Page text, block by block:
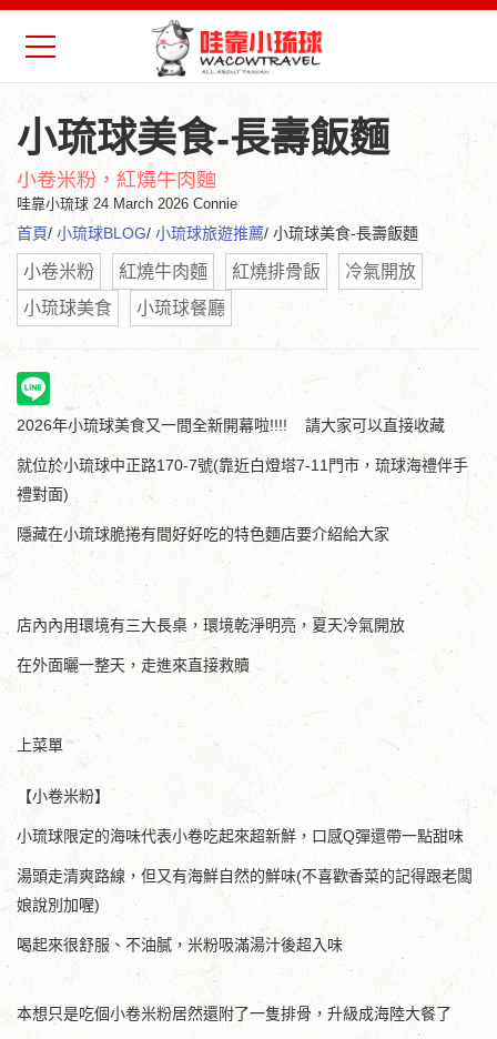
小琉球美食-長壽飯麵
小卷米粉，紅燒牛肉麵
哇靠小琉球 24 March 2026 Connie
首頁/ 小琉球BLOG/ 小琉球旅遊推薦/ 小琉球美食-長壽飯麵
小卷米粉 紅燒牛肉麵 紅燒排骨飯
冷氣開放
小琉球美食
小琉球餐廳
2026年小琉球美食又一間全新開幕啦!!!! 請大家可以直接收藏
就位於小琉球中正路170-7號(靠近白燈塔7-11門市，琉球海禮伴手
禮對面)
隱藏在小琉球脆捲有間好好吃的特色麵店要介紹給大家
店內內用環境有三大長桌，環境乾淨明亮，夏天冷氣開放
在外面曬一整天，走進來直接救贖
上菜單
【小卷米粉】
小琉球限定的海味代表小卷吃起來超新鮮，口感Q彈還帶一點甜味
湯頭走清爽路線，但又有海鮮自然的鮮味(不喜歡香菜的記得跟老闆
娘說別加喔)
喝起來很舒服、不油膩，米粉吸滿湯汁後超入味
本想只是吃個小卷米粉居然還附了一隻排骨，升級成海陸大餐了